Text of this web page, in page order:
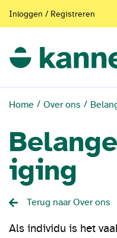
Inloggen / Registreren
Home Over ons
iging
Terug naar Over ons
Als individu is het